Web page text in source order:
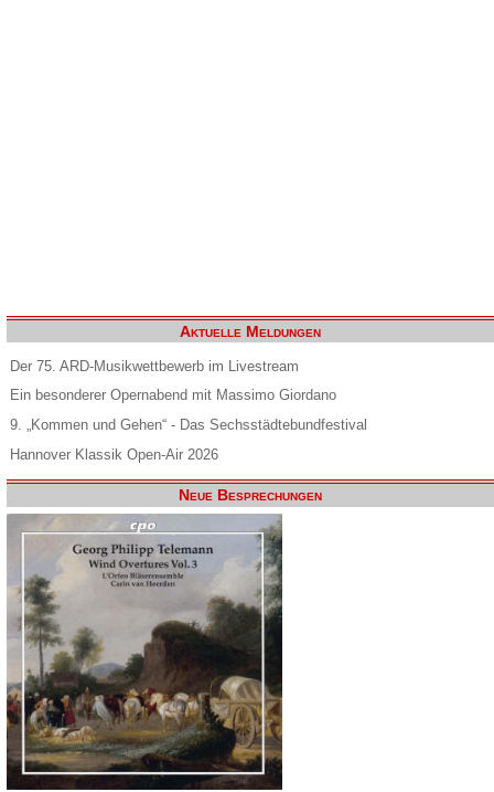
Aktuelle Meldungen
Der 75. ARD-Musikwettbewerb im Livestream
Ein besonderer Opernabend mit Massimo Giordano
9. „Kommen und Gehen“ - Das Sechsstädtebundfestival
Hannover Klassik Open-Air 2026
Neue Besprechungen